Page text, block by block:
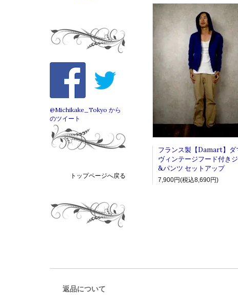
フランス製【Damart】ダ
ヴィンテージフード付き
&パンツ セットアップ
7,900円(税込8,690円)
@Michikake_Tokyo から
のツイート
トップページへ戻る
返品について